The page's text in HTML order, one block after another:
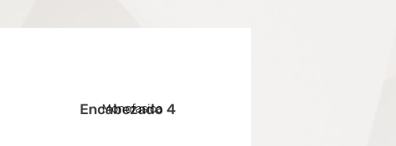
Encabezado 4
Monofasica